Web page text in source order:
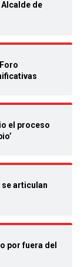
de
el proceso
se articulan
por fuera del